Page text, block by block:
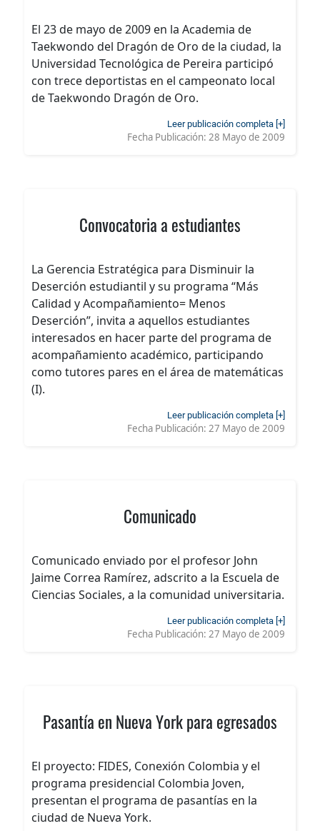
El 23 de mayo de 2009 en la Academia de
Taekwondo del Dragón de Oro de la ciudad, la
Universidad Tecnológica de Pereira participó
con trece deportistas en el campeonato local
de Taekwondo Dragón de Oro.
Leer publicación completa [+]
Fecha Publicación: 28 Mayo de 2009
Convocatoria a estudiantes
La Gerencia Estratégica para Disminuir la
Deserción estudiantil y su programa “Más
Calidad y Acompañamiento= Menos
Deserción”, invita a aquellos estudiantes
interesados en hacer parte del programa de
acompañamiento académico, participando
como tutores pares en el área de matemáticas
(I).
Leer publicación completa [+]
Fecha Publicación: 27 Mayo de 2009
Comunicado
Comunicado enviado por el profesor John
Jaime Correa Ramírez, adscrito a la Escuela de
Ciencias Sociales, a la comunidad universitaria.
Leer publicación completa [+]
Fecha Publicación: 27 Mayo de 2009
Pasantía en Nueva York para egresados
El proyecto: FIDES, Conexión Colombia y el
programa presidencial Colombia Joven,
presentan el programa de pasantías en la
ciudad de Nueva York.